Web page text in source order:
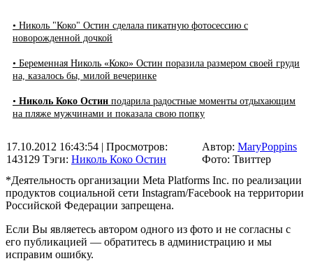
• Николь "Коко" Остин сделала пикатную фотосессию с
новорожденной дочкой
• Беременная Николь «Коко» Остин поразила размером своей груди
на, казалось бы, милой вечеринке
• Николь Коко Остин подарила радостные моменты отдыхающим
на пляже мужчинами и показала свою попку
17.10.2012 16:43:54 | Просмотров:
143129 Тэги: Николь Коко Остин
Автор: MaryPoppins
Фото: Твиттер
*Деятельность организации Meta Platforms Inc. по реализации
продуктов социальной сети Instagram/Facebook на территории
Российской Федерации запрещена.
Если Вы являетесь автором одного из фото и не согласны с
его публикацией — обратитесь в администрацию и мы
исправим ошибку.